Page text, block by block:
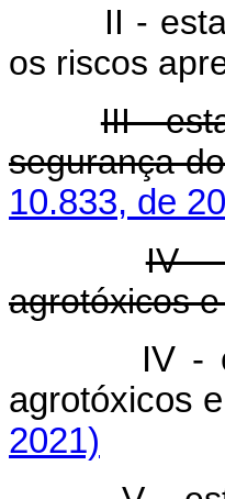
II -
os riscos
III -
segurança
10.833, de
IV -
agrotóxicos
IV -
agrotóxicos
2021)